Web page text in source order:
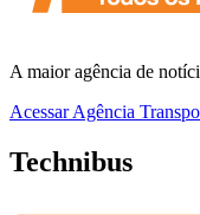
A maior agência de
AcessarAgência
Technibus